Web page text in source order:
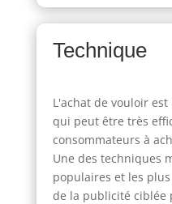
Technique
L'achat de vouloir
qui peut être très
consommateurs à
Une des techniques
populaires et les
de la publicité ciblée